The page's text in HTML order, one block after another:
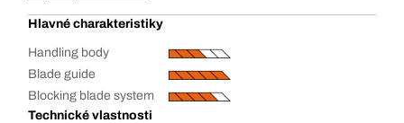
Hlavné charakteristiky
Handling body
Blade guide
Blocking blade system
Technické vlastnosti